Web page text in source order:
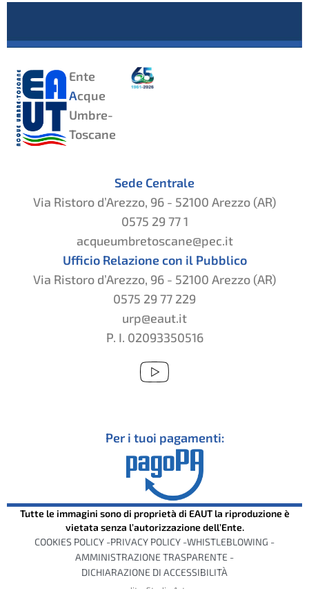
Ente
Acque
Umbre-
Toscane
Sede Centrale
Via Ristoro d’Arezzo, 96 - 52100 Arezzo (AR)
0575 29 77 1
acqueumbretoscane@pec.it
Ufficio Relazione con il Pubblico
Via Ristoro d’Arezzo, 96 - 52100 Arezzo (AR)
0575 29 77 229
urp@eaut.it
P. I. 02093350516
Per i tuoi pagamenti:
Tutte le immagini sono di proprietà di EAUT la riproduzione è
vietata senza l’autorizzazione dell’Ente.
COOKIES POLICY -PRIVACY POLICY -WHISTLEBLOWING -
AMMINISTRAZIONE TRASPARENTE -
DICHIARAZIONE DI ACCESSIBILITÀ